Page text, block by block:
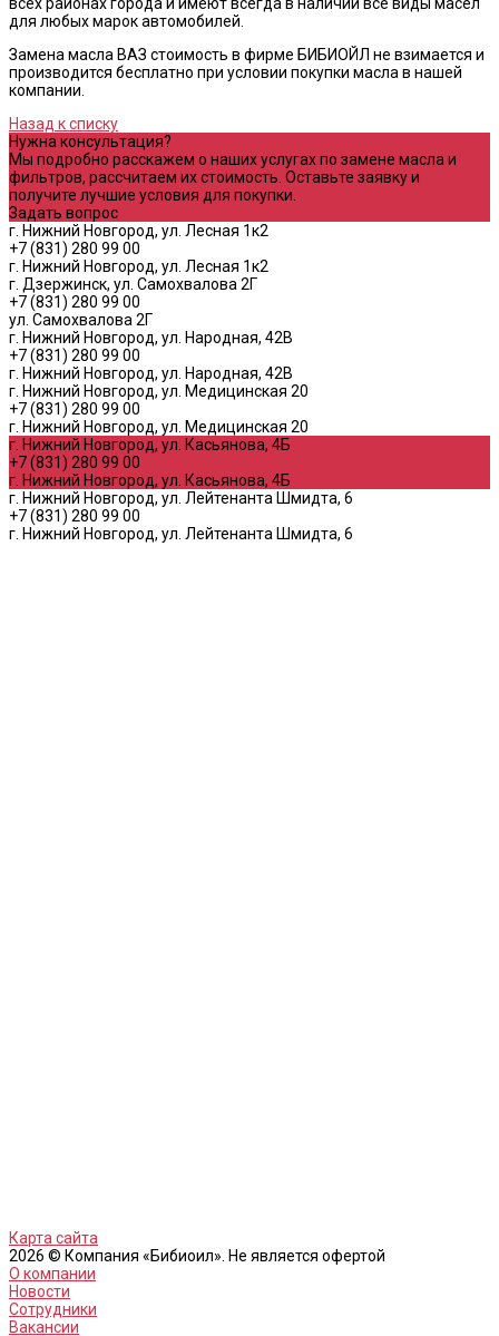
для любых марок автомобилей.
Замена масла ВАЗ стоимость в фирме БИБИОЙЛ не взимается и
производится бесплатно при условии покупки масла в нашей
компании.
Назад к списку
Нужна консультация?
Мы подробно расскажем о наших услугах по замене масла и
фильтров, рассчитаем их стоимость. Оставьте заявку и
получите лучшие условия для покупки.
Задать вопрос
г. Нижний Новгород, ул. Лесная 1к2
+7 (831) 280 99 00
г. Нижний Новгород, ул. Лесная 1к2
г. Дзержинск, ул. Самохвалова 2Г
+7 (831) 280 99 00
ул. Самохвалова 2Г
г. Нижний Новгород, ул. Народная, 42В
+7 (831) 280 99 00
г. Нижний Новгород, ул. Народная, 42В
г. Нижний Новгород, ул. Медицинская 20
+7 (831) 280 99 00
г. Нижний Новгород, ул. Медицинская 20
г. Нижний Новгород, ул. Касьянова, 4Б
+7 (831) 280 99 00
г. Нижний Новгород, ул. Касьянова, 4Б
г. Нижний Новгород, ул. Лейтенанта Шмидта, 6
+7 (831) 280 99 00
г. Нижний Новгород, ул. Лейтенанта Шмидта, 6
Карта сайта
2026 © Компания «Бибиоил». Не является офертой
О компании
Новости
Сотрудники
Вакансии